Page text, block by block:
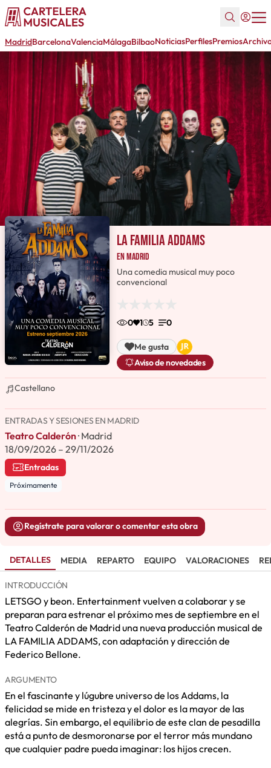
MadridBarcelonaValenciaMálagaBilbaoNoticiasPerfilesPremios
La familia Addams
en Madrid
Una comedia musical muy poco
convencional
0 1 5 0
Me gusta
Aviso de novedades
Castellano
ENTRADAS Y SESIONES EN MADRID
Teatro Calderón· Madrid
18/09/2026 – 29/11/2026
Entradas
Próximamente
Regístrate para valorar o comentar esta obra
DETALLES MEDIA REPARTO EQUIPO VALORACIONES
INTRODUCCIÓN
LETSGO y beon. Entertainment vuelven a colaborar y se
preparan para estrenar el próximo mes de septiembre en el
Teatro Calderón de Madrid una nueva producción musical de
LA FAMILIA ADDAMS, con adaptación y dirección de
Federico Bellone.
ARGUMENTO
En el fascinante y lúgubre universo de los Addams, la
felicidad se mide en tristeza y el dolor es la mayor de las
alegrías. Sin embargo, el equilibrio de este clan de pesadilla
está a punto de desmoronarse por el terror más mundano
que cualquier padre pueda imaginar: los hijos crecen.